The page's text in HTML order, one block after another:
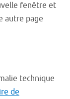
fenêtre et
autre page
technique
de